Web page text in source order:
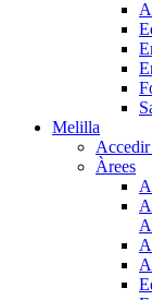
Melilla
Àrees